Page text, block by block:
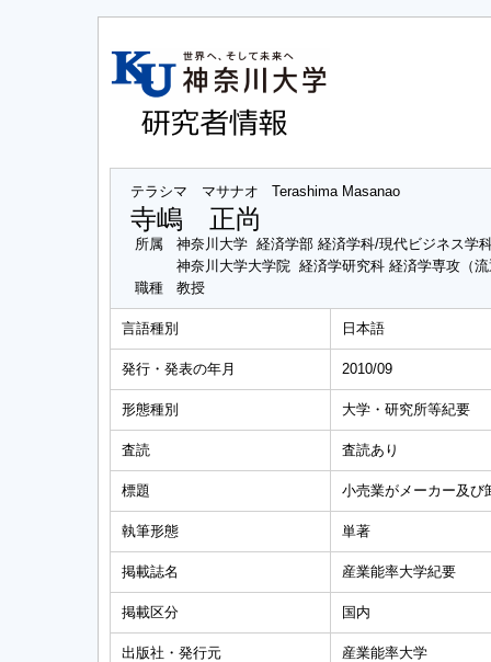
テラシマ マサナオ Terashima Masanao
寺嶋 正尚
所属
神奈川大学 経済学部 経済学科/現代ビジネス学
神奈川大学大学院 経済学研究科 経済学専攻（
職種
教授
言語種別 日本語
発行・発表の年月 2010/09
形態種別 大学・研究所等紀要
査読 査読あり
標題 小売業がメーカー及び
執筆形態 単著
掲載誌名 産業能率大学紀要
掲載区分 国内
出版社・発行元 産業能率大学